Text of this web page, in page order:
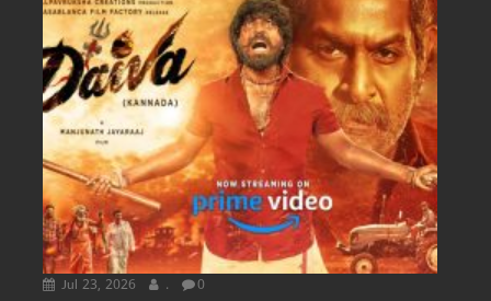
Jul 23, 2026 . 0